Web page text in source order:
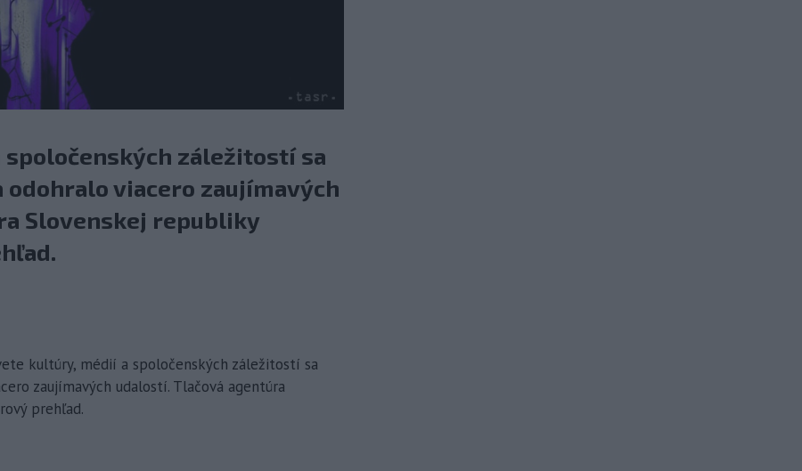
záležitostí sa
viacero zaujímavých
Slovenskej republiky
kultúry, médií a spoločenských záležitostí sa
zaujímavých udalostí. Tlačová agentúra
prehľad.